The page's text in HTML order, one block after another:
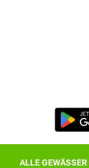
ALLE GEWÄSSER